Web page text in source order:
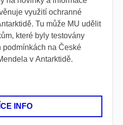
využití ochranné
Tu může MU udělit
které byly testovány
podmínkách na České
v Antarktidě.
INFO